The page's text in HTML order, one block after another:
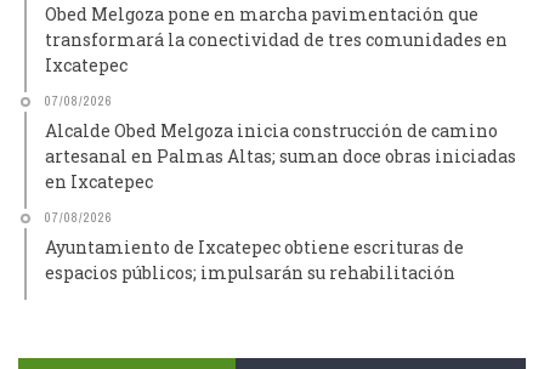
Obed Melgoza pone en marcha pavimentación que
transformará la conectividad de tres comunidades en
Ixcatepec
07/08/2026
Alcalde Obed Melgoza inicia construcción de camino
artesanal en Palmas Altas; suman doce obras iniciadas
en Ixcatepec
07/08/2026
Ayuntamiento de Ixcatepec obtiene escrituras de
espacios públicos; impulsarán su rehabilitación